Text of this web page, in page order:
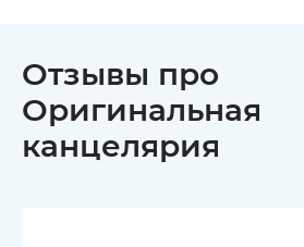
Отзывы про
Оригинальная
канцелярия